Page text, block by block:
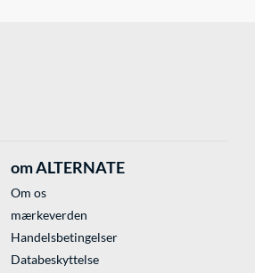
om ALTERNATE
Om os
mærkeverden
Handelsbetingelser
Databeskyttelse